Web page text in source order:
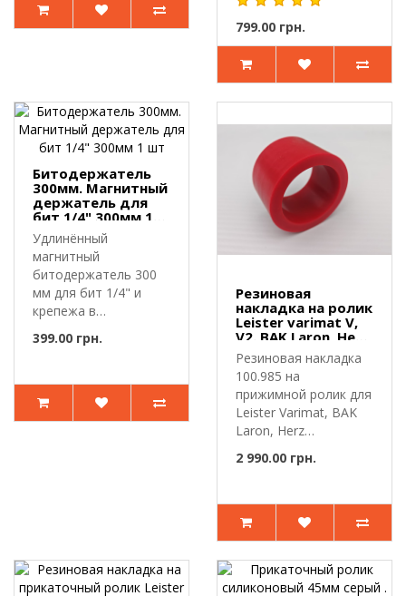
799.00 грн.
Битодержатель
300мм. Магнитный
держатель для
бит 1/4" 300мм 1
шт
Удлинённый
магнитный
битодержатель 300
мм для бит 1/4" и
крепежа в
зонах.ОписаниеБит..
399.00 грн.
Резиновая
накладка на ролик
Leister varimat V,
V2. BAK Laron, Herz
Laron
Резиновая накладка
100.985 на
прижимной ролик для
Leister Varimat, BAK
Laron, Herz
2 990.00 грн.